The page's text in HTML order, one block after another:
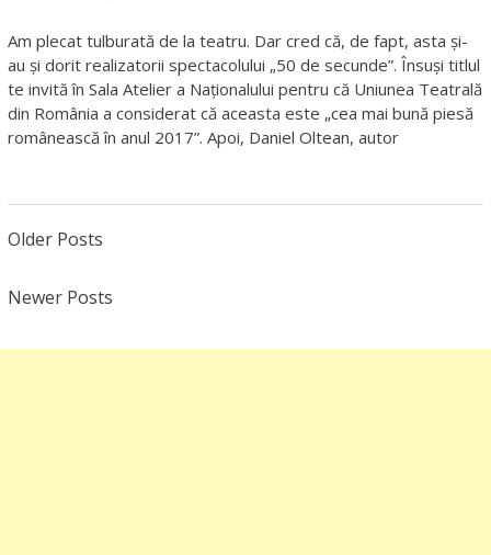
Am plecat tulburată de la teatru. Dar cred că, de fapt, asta și-
au și dorit realizatorii spectacolului „50 de secunde”. Însuși titlul
te invită în Sala Atelier a Naționalului pentru că Uniunea Teatrală
din România a considerat că aceasta este „cea mai bună piesă
românească în anul 2017”. Apoi, Daniel Oltean, autor
Posts
Older Posts
Newer Posts